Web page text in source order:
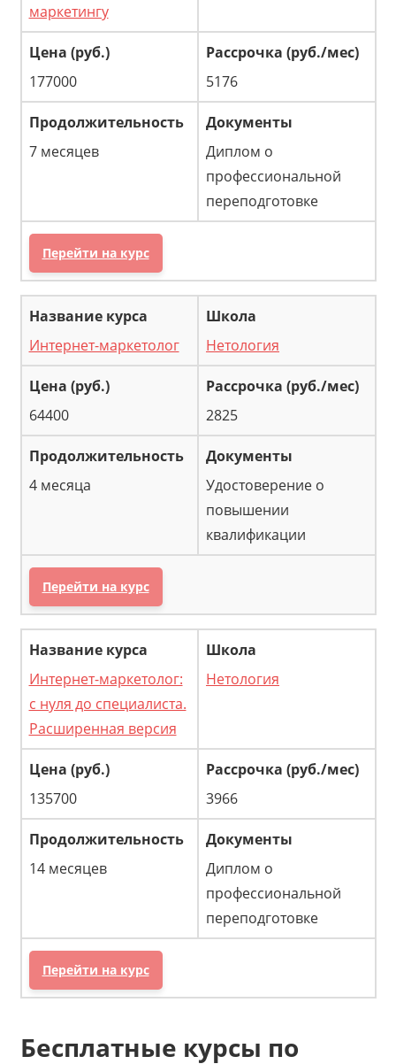
маркетингу
177000 5176
7 месяцев
Диплом о
профессиональной
переподготовке
Перейти на курс
Интернет-маркетолог Нетология
64400 2825
4 месяца
Удостоверение о
повышении
квалификации
Перейти на курс
Интернет-маркетолог:
с нуля до специалиста.
Расширенная версия
Нетология
135700 3966
14 месяцев
Диплом о
профессиональной
переподготовке
Перейти на курс
Бесплатные курсы по